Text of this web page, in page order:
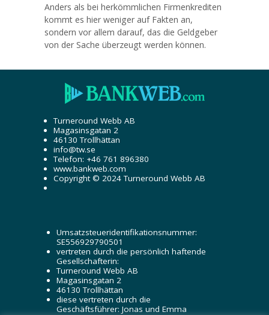
Anders als bei herkömmlichen Firmenkrediten
kommt es hier weniger auf Fakten an,
sondern vor allem darauf, das die Geldgeber
von der Sache überzeugt werden können.
Turneround Webb AB
Magasinsgatan 2
46130 Trollhättan
info@tw.se
Telefon: +46 761 896380
www.bankweb.com
Copyright © 2024 Turneround Webb AB
Umsatzsteueridentifikationsnummer:
SE556929790501
vertreten durch die persönlich haftende
Gesellschafterin:
Turneround Webb AB
Magasinsgatan 2
46130 Trollhättan
diese vertreten durch die
Geschäftsführer: Jonas und Emma